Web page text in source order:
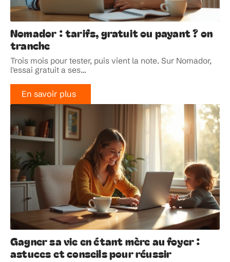
Nomador : tarifs, gratuit ou payant ? on
tranche
Trois mois pour tester, puis vient la note. Sur Nomador,
l'essai gratuit a ses…
En savoir plus
Gagner sa vie en étant mère au foyer :
astuces et conseils pour réussir